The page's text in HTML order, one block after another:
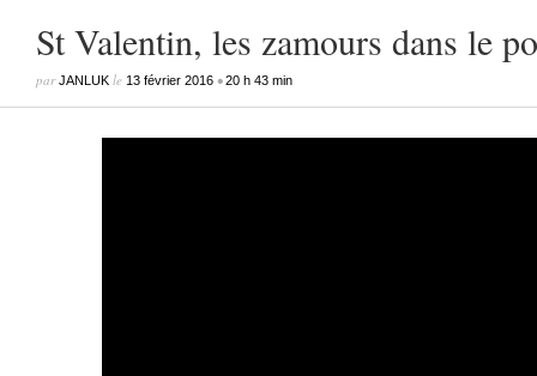
St Valentin, les zamours dans le
parJANLUK le 13 février 2016 •20 h 43 min